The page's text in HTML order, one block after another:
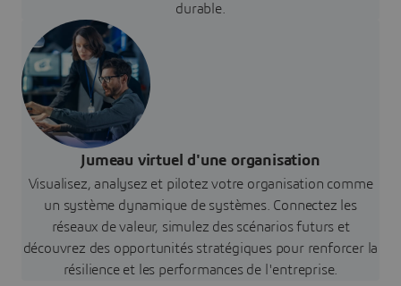
durable.
Jumeau virtuel d'une organisation
Visualisez, analysez et pilotez votre organisation comme
un système dynamique de systèmes. Connectez les
réseaux de valeur, simulez des scénarios futurs et
découvrez des opportunités stratégiques pour renforcer la
résilience et les performances de l'entreprise.